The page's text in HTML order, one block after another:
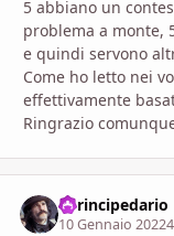
5 abbiano un
problema a monte,
e quindi servono
Come ho letto nei
effettivamente
Ringrazio
ilprincipedario
10 Gennaio 2022